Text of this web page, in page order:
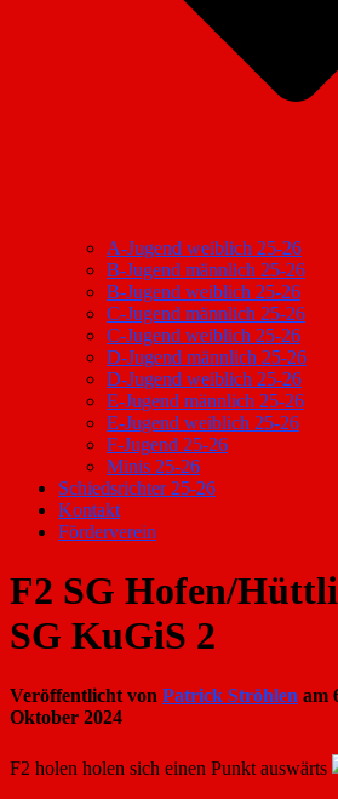
A-Jugend weiblich 25-26
B-Jugend männlich 25-26
B-Jugend weiblich 25-26
C-Jugend männlich 25-26
C-Jugend weiblich 25-26
D-Jugend männlich 25-26
D-Jugend weiblich 25-26
E-Jugend männlich 25-26
E-Jugend weiblich 25-26
F-Jugend 25-26
Minis 25-26
Schiedsrichter 25-26
Kontakt
Förderverein
F2 SG Hofen/
SG KuGiS 2
Veröffentlicht von Patrick Ströhlen am
Oktober 2024
F2 holen holen sich einen Punkt auswärts